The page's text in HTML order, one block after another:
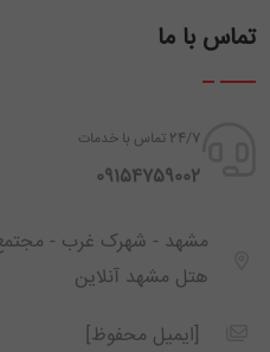
تماس با ما
24/7 تماس با خدمات
‪ 09154759002
هتل مشهد آنلاین
[ایمیل محفوظ]